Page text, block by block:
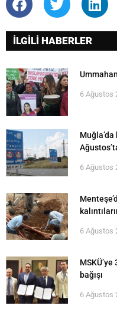
İLGİLİ HABERLER
6 Ağustos
Muğla’da
6 Ağustos
6 Ağustos
bağışı
6 Ağustos